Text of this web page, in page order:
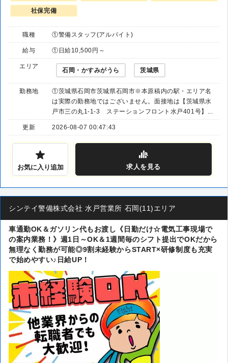
社保完備
職種 ①警備スタッフ(アルバイト)
給与 ①日給10,500円～
エリア
石岡・かすみがうら 茨城県
勤務地
①茨城県石岡市茨城県石岡市※本原稿内の駅・エリア名
は実際の勤務地ではございません。面接地は【茨城県水
戸市三の丸1-1-3 ステーションフロント水戸401号】...
更新 2026-08-07 00:47:43
お気に入り追加 求人を見る
シンテイ警備株式会社 水戸営業所 石岡(11)エリア
車通勤OK＆ガソリン代もお渡し《日勤だけ☆電気工事現場で
の案内業務！》週1日～OK＆1週間毎のシフト提出でOKだから
無理なく勤務が可能◎9割未経験からSTART×研修制度も充実
で始めやすい♪日給UP！